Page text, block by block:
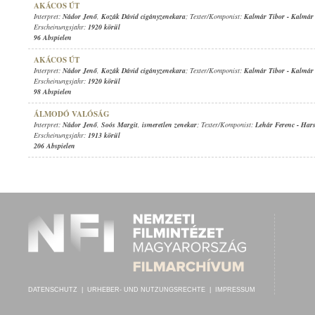
AKÁCOS ÚT
Interpret: Nádor Jenő, Kozák Dávid cigányzenekara; Texter/Komponist: Kalmár Tibor -
Erscheinungsjahr: 1920 körül
96 Abspielen
AKÁCOS ÚT
Interpret: Nádor Jenő, Kozák Dávid cigányzenekara; Texter/Komponist: Kalmár Tibor -
Erscheinungsjahr: 1920 körül
98 Abspielen
ÁLMODÓ VALÓSÁG
Interpret: Nádor Jenő, Soós Margit, ismeretlen zenekar; Texter/Komponist: Lehár Ferenc -
Erscheinungsjahr: 1913 körül
206 Abspielen
DATENSCHUTZ URHEBER- UND NUTZUNGSRECHTE IMPRESSUM